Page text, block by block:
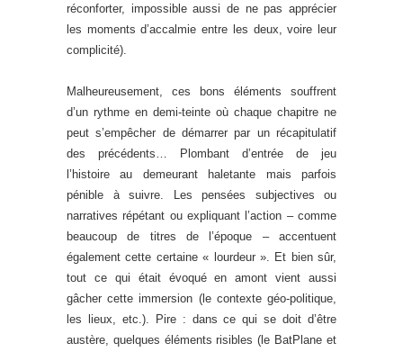
réconforter, impossible aussi de ne pas apprécier
les moments d’accalmie entre les deux, voire leur
complicité).
Malheureusement, ces bons éléments souffrent
d’un rythme en demi-teinte où chaque chapitre ne
peut s’empêcher de démarrer par un récapitulatif
des précédents… Plombant d’entrée de jeu
l’histoire au demeurant haletante mais parfois
pénible à suivre. Les pensées subjectives ou
narratives répétant ou expliquant l’action – comme
beaucoup de titres de l’époque – accentuent
également cette certaine « lourdeur ». Et bien sûr,
tout ce qui était évoqué en amont vient aussi
gâcher cette immersion (le contexte géo-politique,
les lieux, etc.). Pire : dans ce qui se doit d’être
austère, quelques éléments risibles (le BatPlane et